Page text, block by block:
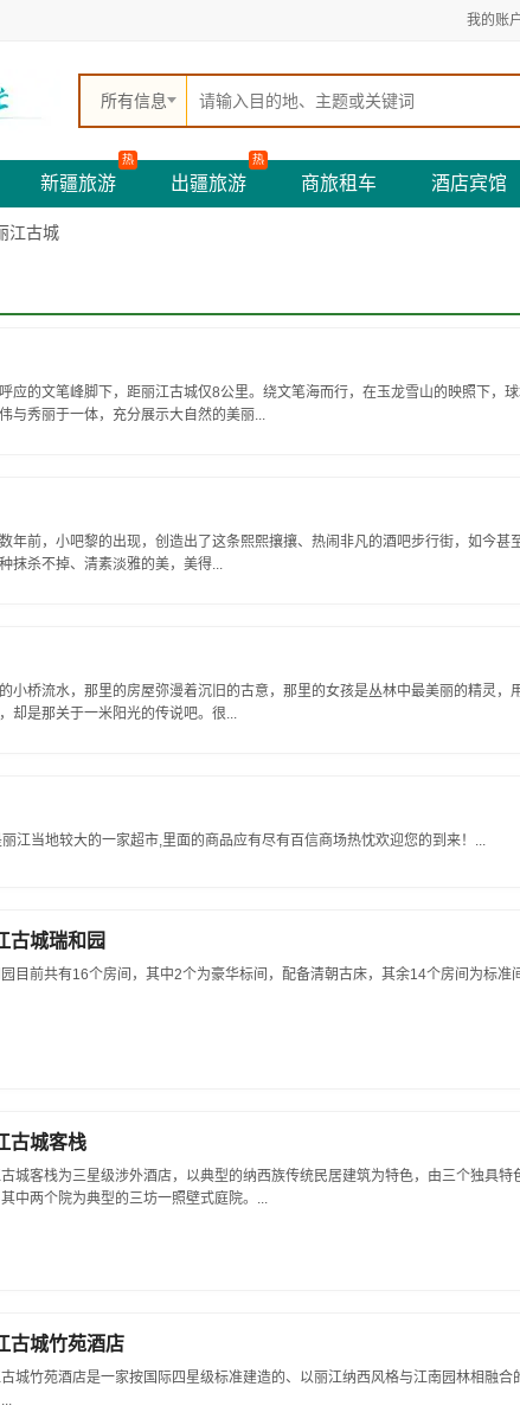
我的账户
所有信息
新疆旅游
热
出疆旅游
热
商旅租车 酒店宾馆
江古城
应的文笔峰脚下，距丽江古城仅8公里。绕文笔海而行，在玉龙雪山的映照下，
与秀丽于一体，充分展示大自然的美丽...
年前，小吧黎的出现，创造出了这条熙熙攘攘、热闹非凡的酒吧步行街，如今甚
抹杀不掉、清素淡雅的美，美得...
小桥流水，那里的房屋弥漫着沉旧的古意，那里的女孩是丛林中最美丽的精灵，
却是那关于一米阳光的传说吧。很...
江当地较大的一家超市,里面的商品应有尽有百信商场热忱欢迎您的到来！...
古城瑞和园
目前共有16个房间，其中2个为豪华标间，配备清朝古床，其余14个房间为标准
古城客栈
城客栈为三星级涉外酒店，以典型的纳西族传统民居建筑为特色，由三个独具特
中两个院为典型的三坊一照壁式庭院。...
古城竹苑酒店
城竹苑酒店是一家按国际四星级标准建造的、以丽江纳西风格与江南园林相融合